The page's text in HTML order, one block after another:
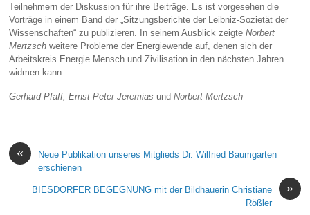
Teilnehmern der Diskussion für ihre Beiträge. Es ist vorgesehen die
Vorträge in einem Band der „Sitzungsberichte der Leibniz-Sozietät der
Wissenschaften“ zu publizieren. In seinem Ausblick zeigteNorbert
Mertzsch weitere Probleme der Energiewende auf, denen sich der
Arbeitskreis Energie Mensch und Zivilisation in den nächsten Jahren
widmen kann.
Gerhard Pfaff, Ernst-Peter Jeremias undNorbert Mertzsch
«
Neue Publikation unseres Mitglieds Dr. Wilfried Baumgarten
erschienen
»
BIESDORFER BEGEGNUNG mit der Bildhauerin Christiane
Rößler